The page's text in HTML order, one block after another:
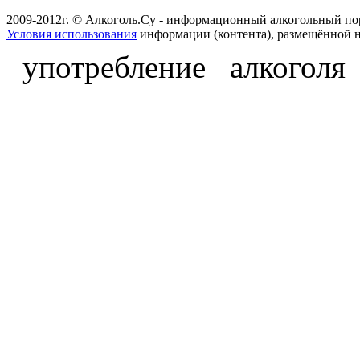
2009-2012г. © Алкоголь.Су - информационный алкогольный
Условия использования информации (контента), размещённой
употребление